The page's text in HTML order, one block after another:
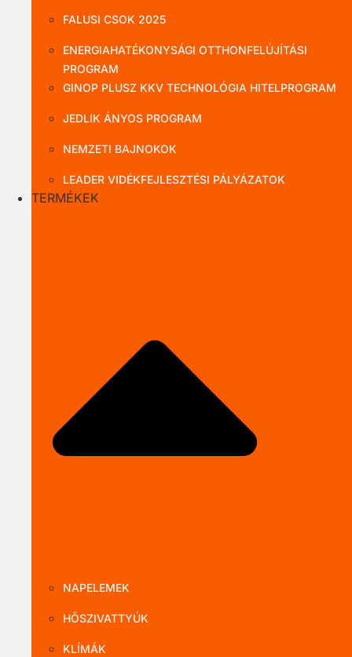
FALUSI CSOK 2025
ENERGIAHATÉKONYSÁGI OTTHONFELÚJÍTÁSI
PROGRAM
GINOP PLUSZ KKV TECHNOLÓGIA HITELPROGRAM
JEDLIK ÁNYOS PROGRAM
NEMZETI BAJNOKOK
LEADER VIDÉKFEJLESZTÉSI PÁLYÁZATOK
TERMÉKEK
NAPELEMEK
HŐSZIVATTYÚK
KLÍMÁK